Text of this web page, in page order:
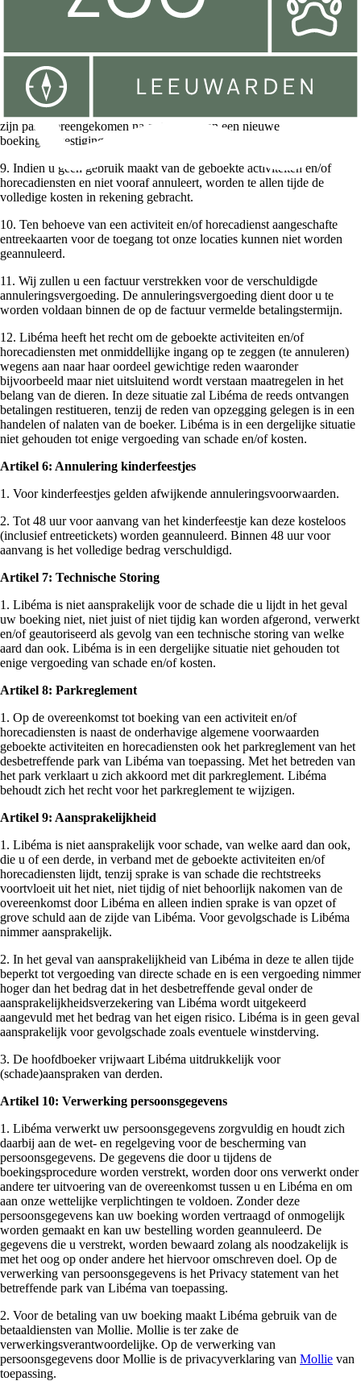
geboekte datum kan alleen op aanvraag en bij voldoende
8. Indien u een wijziging wenst in het soort activiteit dat is
overeengekomen, zal Libéma nagaan of dit mogelijk is en welke
aanvullende kosten hiervoor in rekening worden gebracht. Aan uw
boekingsbevestiging kunt u geen rechten ontlenen ten aanzien van
andere, niet overeengekomen activiteiten en/of horecadiensten. Deze
zijn pas overeengekomen na ontvangst van een nieuwe
boekingsbevestiging.
9. Indien u geen gebruik maakt van de geboekte activiteiten en/of
horecadiensten en niet vooraf annuleert, worden te allen tijde de
volledige kosten in rekening gebracht.
10. Ten behoeve van een activiteit en/of horecadienst aangeschafte
entreekaarten voor de toegang tot onze locaties kunnen niet worden
geannuleerd.
11. Wij zullen u een factuur verstrekken voor de verschuldigde
annuleringsvergoeding. De annuleringsvergoeding dient door u te
worden voldaan binnen de op de factuur vermelde betalingstermijn.
12. Libéma heeft het recht om de geboekte activiteiten en/of
horecadiensten met onmiddellijke ingang op te zeggen (te annuleren)
wegens aan naar haar oordeel gewichtige reden waaronder
bijvoorbeeld maar niet uitsluitend wordt verstaan maatregelen in het
belang van de dieren. In deze situatie zal Libéma de reeds ontvangen
betalingen restitueren, tenzij de reden van opzegging gelegen is in een
handelen of nalaten van de boeker. Libéma is in een dergelijke situatie
niet gehouden tot enige vergoeding van schade en/of kosten.
Artikel 6: Annulering kinderfeestjes
1. Voor kinderfeestjes gelden afwijkende annuleringsvoorwaarden.
2. Tot 48 uur voor aanvang van het kinderfeestje kan deze kosteloos
(inclusief entreetickets) worden geannuleerd. Binnen 48 uur voor
aanvang is het volledige bedrag verschuldigd.
Artikel 7: Technische Storing
1. Libéma is niet aansprakelijk voor de schade die u lijdt in het geval
uw boeking niet, niet juist of niet tijdig kan worden afgerond, verwerkt
en/of geautoriseerd als gevolg van een technische storing van welke
aard dan ook. Libéma is in een dergelijke situatie niet gehouden tot
enige vergoeding van schade en/of kosten.
Artikel 8: Parkreglement
1. Op de overeenkomst tot boeking van een activiteit en/of
horecadiensten is naast de onderhavige algemene voorwaarden
geboekte activiteiten en horecadiensten ook het parkreglement van het
desbetreffende park van Libéma van toepassing. Met het betreden van
het park verklaart u zich akkoord met dit parkreglement. Libéma
behoudt zich het recht voor het parkreglement te wijzigen.
Artikel 9: Aansprakelijkheid
1. Libéma is niet aansprakelijk voor schade, van welke aard dan ook,
die u of een derde, in verband met de geboekte activiteiten en/of
horecadiensten lijdt, tenzij sprake is van schade die rechtstreeks
voortvloeit uit het niet, niet tijdig of niet behoorlijk nakomen van de
overeenkomst door Libéma en alleen indien sprake is van opzet of
grove schuld aan de zijde van Libéma. Voor gevolgschade is Libéma
nimmer aansprakelijk.
2. In het geval van aansprakelijkheid van Libéma in deze te allen tijde
beperkt tot vergoeding van directe schade en is een vergoeding nimmer
hoger dan het bedrag dat in het desbetreffende geval onder de
aansprakelijkheidsverzekering van Libéma wordt uitgekeerd
aangevuld met het bedrag van het eigen risico. Libéma is in geen geval
aansprakelijk voor gevolgschade zoals eventuele winstderving.
3. De hoofdboeker vrijwaart Libéma uitdrukkelijk voor
(schade)aanspraken van derden.
Artikel 10: Verwerking persoonsgegevens
1. Libéma verwerkt uw persoonsgegevens zorgvuldig en houdt zich
daarbij aan de wet- en regelgeving voor de bescherming van
persoonsgegevens. De gegevens die door u tijdens de
boekingsprocedure worden verstrekt, worden door ons verwerkt onder
andere ter uitvoering van de overeenkomst tussen u en Libéma en om
aan onze wettelijke verplichtingen te voldoen. Zonder deze
persoonsgegevens kan uw boeking worden vertraagd of onmogelijk
worden gemaakt en kan uw bestelling worden geannuleerd. De
gegevens die u verstrekt, worden bewaard zolang als noodzakelijk is
met het oog op onder andere het hiervoor omschreven doel. Op de
verwerking van persoonsgegevens is het Privacy statement van het
betreffende park van Libéma van toepassing.
2. Voor de betaling van uw boeking maakt Libéma gebruik van de
betaaldiensten van Mollie. Mollie is ter zake de
verwerkingsverantwoordelijke. Op de verwerking van
persoonsgegevens door Mollie is de privacyverklaring van Mollie van
toepassing.